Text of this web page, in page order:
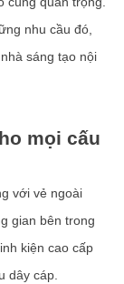
nhu cầu đó,
sáng tạo nội
mọi cấu
với vẻ ngoài
gian bên trong
kiện cao cấp
dây cáp.